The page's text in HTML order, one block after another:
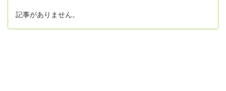
記事がありません。